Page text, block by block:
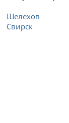
Шелехов
Свирск